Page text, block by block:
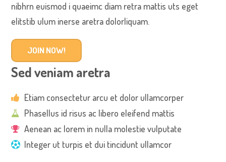
nibhrn euismod i quaeimc diam retra mattis uts eget
elitstib ulum inerse aretra dolorliquam.
JOIN NOW!
Sed veniam aretra
Etiam consectetur arcu et dolor ullamcorper
Phasellus id risus ac libero eleifend mattis
Aenean ac lorem in nulla molestie vulputate
Integer ut turpis et dui tincidunt ullamcor